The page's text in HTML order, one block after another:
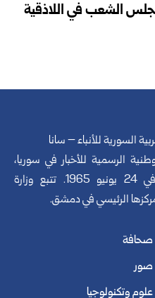
الشعب في اللاذقية
السورية للأنباء – سانا
الرسمية للأخبار في سوريا،
تأسست في 24 يونيو 1965. تتبع وزارة
الرئيسي في دمشق.
صحافة
صور
علوم وتكنولوجيا